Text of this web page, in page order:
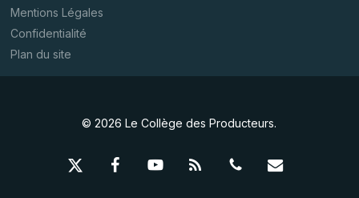
Mentions Légales
Confidentialité
Plan du site
© 2026 Le Collège des Producteurs.
x-
facebookyoutubeRSS phone email